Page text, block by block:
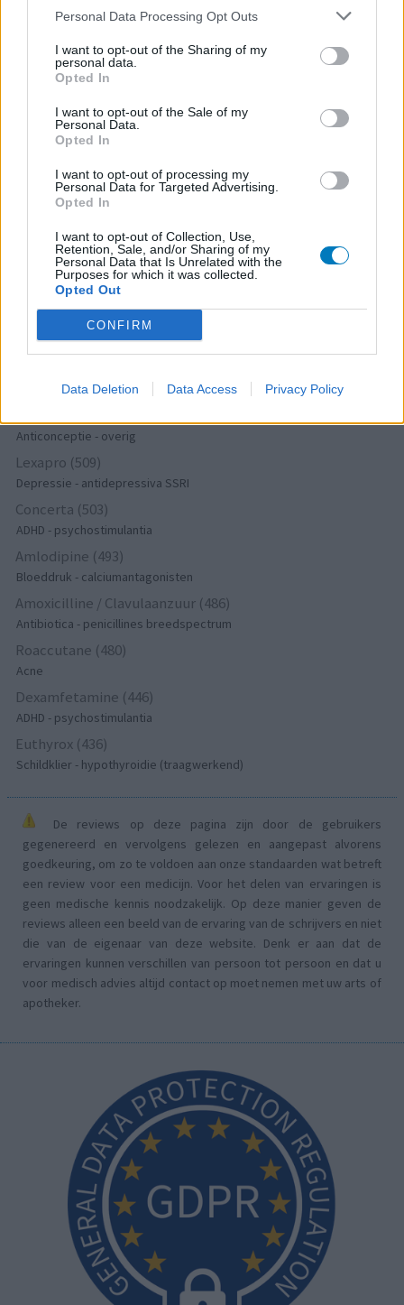
Personal Data Processing Opt Outs
I want to opt-out of the Sharing of my
personal data.
Opted In
I want to opt-out of the Sale of my
Personal Data.
Opted In
I want to opt-out of processing my
Personal Data for Targeted Advertising.
Opted In
I want to opt-out of Collection, Use,
Retention, Sale, and/or Sharing of my
Personal Data that Is Unrelated with the
Purposes for which it was collected.
Opted Out
CONFIRM
Data Deletion Data Access Privacy Policy
Depressie - antidepressiva overig
Depressie - antidepressiva TCA
Efexor (665)
Depressie - antidepressiva overig
Ethinylestradiol / Levonorgestrel (656)
Seroquel (647)
Psychose / schizofrenie - antipsychotica
Escitalopram (647)
Depressie - antidepressiva SSRI
Amoxicilline (646)
Antibiotica - penicillines breedspectrum
Wellbutrin XR (646)
Verslavingsziekten
Diabetes (suikerziekte) - orale middelen
Anticonceptie - overig
Lexapro (509)
Depressie - antidepressiva SSRI
Concerta (503)
ADHD - psychostimulantia
Amlodipine (493)
Bloeddruk - calciumantagonisten
Amoxicilline / Clavulaanzuur (486)
Antibiotica - penicillines breedspectrum
Roaccutane (480)
Acne
Dexamfetamine (446)
ADHD - psychostimulantia
Euthyrox (436)
Schildklier - hypothyroidie (traagwerkend)
De reviews op deze pagina zijn door de gebruikers
gegenereerd en vervolgens gelezen en aangepast alvorens
goedkeuring, om zo te voldoen aan onze standaarden wat betreft
een review voor een medicijn. Voor het delen van ervaringen is
geen medische kennis noodzakelijk. Op deze manier geven de
reviews alleen een beeld van de ervaring van de schrijvers en niet
die van de eigenaar van deze website. Denk er aan dat de
ervaringen kunnen verschillen van persoon tot persoon en dat u
voor medisch advies altijd contact op moet nemen met uw arts of
apotheker.